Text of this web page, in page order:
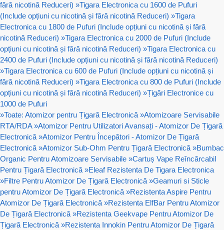
fără nicotină Reduceri) »Tigara Electronica cu 1600 de Pufuri
(Include opțiuni cu nicotină și fără nicotină Reduceri) »Tigara
Electronica cu 1800 de Pufuri (Include opțiuni cu nicotină și fără
nicotină Reduceri) »Tigara Electronica cu 2000 de Pufuri (Include
opțiuni cu nicotină și fără nicotină Reduceri) »Tigara Electronica cu
2400 de Pufuri (Include opțiuni cu nicotină și fără nicotină Reduceri)
»Tigara Electronica cu 600 de Pufuri (Include opțiuni cu nicotină și
fără nicotină Reduceri) »Tigara Electronica cu 800 de Pufuri (Include
opțiuni cu nicotină și fără nicotină Reduceri) »Țigări Electronice cu
1000 de Pufuri
»Toate: Atomizor pentru Țigară Electronică »Atomizoare Servisabile
RTA/RDA »Atomizor Pentru Utilizatori Avansați - Atomizor De Țigară
Electronică »Atomizor Pentru Începători - Atomizor De Țigară
Electronică »Atomizor Sub-Ohm Pentru Țigară Electronică »Bumbac
Organic Pentru Atomizoare Servisabile »Cartuș Vape Reîncărcabil
Pentru Țigară Electronică »Eleaf Rezistenta De Tigara Electronica
»Filtre Pentru Atomizor De Țigară Electronică »Geamuri si Sticle
pentru Atomizor De Țigară Electronică »Rezistenta Aspire Pentru
Atomizor De Țigară Electronică »Rezistenta ElfBar Pentru Atomizor
De Țigară Electronică »Rezistenta Geekvape Pentru Atomizor De
Țigară Electronică »Rezistenta Innokin Pentru Atomizor De Țigară